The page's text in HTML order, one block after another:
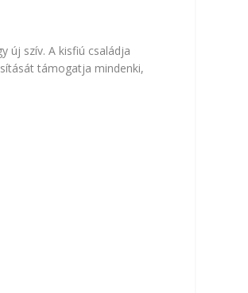
új szív. A kisfiú családja
támogatja mindenki,